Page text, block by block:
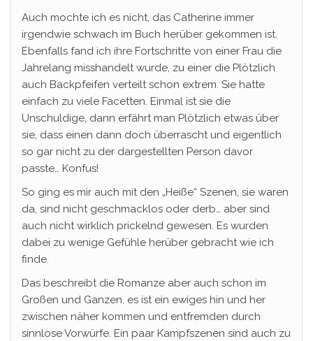
Auch mochte ich es nicht, das Catherine immer
irgendwie schwach im Buch herüber gekommen ist.
Ebenfalls fand ich ihre Fortschritte von einer Frau die
Jahrelang misshandelt wurde, zu einer die Plötzlich
auch Backpfeifen verteilt schon extrem. Sie hatte
einfach zu viele Facetten. Einmal ist sie die
Unschuldige, dann erfährt man Plötzlich etwas über
sie, dass einen dann doch überrascht und eigentlich
so gar nicht zu der dargestellten Person davor
passte… Konfus!
So ging es mir auch mit den „Heiße“ Szenen, sie waren
da, sind nicht geschmacklos oder derb… aber sind
auch nicht wirklich prickelnd gewesen. Es wurden
dabei zu wenige Gefühle herüber gebracht wie ich
finde.
Das beschreibt die Romanze aber auch schon im
Großen und Ganzen, es ist ein ewiges hin und her
zwischen näher kommen und entfremden durch
sinnlose Vorwürfe. Ein paar Kampfszenen sind auch zu